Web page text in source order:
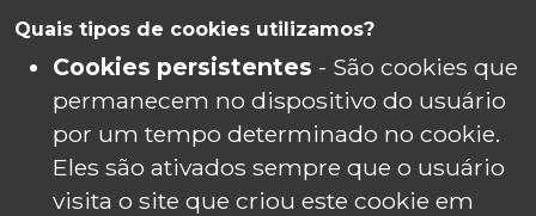
Quais tipos de cookies utilizamos?
Cookies persistentes - São cookies que
permanecem no dispositivo do usuário
por um tempo determinado no cookie.
Eles são ativados sempre que o usuário
visita o site que criou este cookie em